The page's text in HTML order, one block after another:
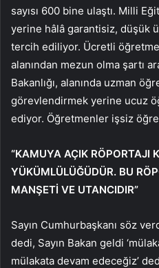
sayısı 600 bine ulaştı. Milli
yerine hâlâ garantisiz, düşük
tercih ediliyor. Ücretli
alanından mezun olma şartı
Bakanlığı, alanında uzman
görevlendirmek yerine ucuz
ediyor. Öğretmenler işsiz
“KAMUYA AÇIK RÖPORTAJI
YÜKÜMLÜLÜĞÜDÜR. BU
MANŞETİ VE UTANCIDIR”
Sayın Cumhurbaşkanı söz
dedi, Sayın Bakan geldi
mülakata devam edeceğiz’